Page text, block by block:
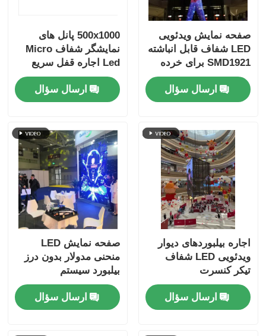
صفحه نمایش ویدئویی
LED شفاف قابل انباشته
SMD1921 برای خرده
فروشی
ارسال سؤال
500x1000 پانل های
نمایشگر شفاف Micro
Led اجاره قفل سریع
سفارشی
ارسال سؤال
اجاره بیلبوردهای دیوار
ویدئویی LED شفاف
تیکر کنسرت
ارسال سؤال
صفحه نمایش LED
منحنی مدولار بدون درز
بیلبورد سیستم
NovaStar 6000nits
ارسال سؤال